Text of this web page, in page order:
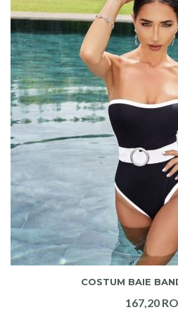
ADAUGA IN
COSTUM BAIE
167,20